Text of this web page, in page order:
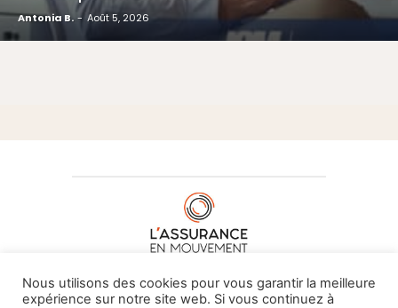
Antonia B. - Août 5, 2026
À PROPOS DE NOUS•CONTACT
Nous utilisons des cookies pour vous garantir la meilleure
expérience sur notre site web. Si vous continuez à